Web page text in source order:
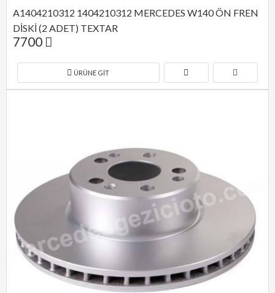
A1404210312 1404210312 MERCEDES W140 ÖN FREN
DİSKİ (2 ADET) TEXTAR
7700
ÜRÜNE GIT